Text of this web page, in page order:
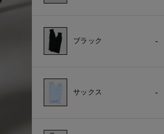
ブラック -
サックス -